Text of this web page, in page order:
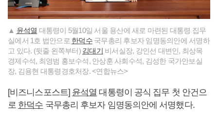
▲ 윤석열 대통령이 5월10일 서울 용산에 새로 마련된 대통령 집무
실에서 1호 법안으로 한덕수국무총리 후보자 임명동의안에 서명하
고 있다. (뒷줄 왼쪽부터) 김대기 비서실장, 강인선 대변인, 최상목
경제수석, 최영범 홍보수석, 안상훈 사회수석, 김성한 국가안보실
장, 김용현 대통령경호처장. <연합뉴스>
[비즈니스포스트] 윤석열 대통령이 공식 집무 첫 안건으
로 한덕수 국무총리 후보자 임명동의안에 서명했다.